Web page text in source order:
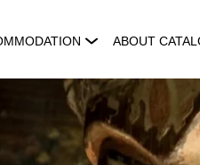
ABOUT